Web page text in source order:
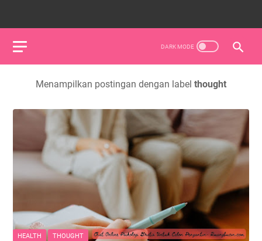
Menampilkan postingan dengan label thought
HEALTH THOUGHT